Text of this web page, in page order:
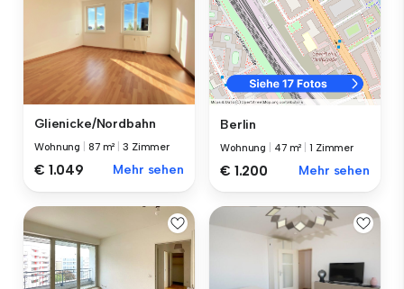
Glienicke/Nordbahn
Wohnung 87 m² |3 Zimmer
€ 1.049 Mehr sehen
Berlin
Wohnung 47 m² |1 Zimmer
€ 1.200 Mehr sehen